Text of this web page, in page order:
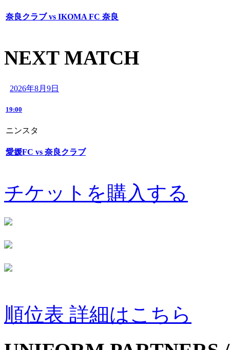
奈良クラブ vs IKOMA FC 奈良
NEXT MATCH
2026年8月9日
19:00
ニンスタ
愛媛FC vs 奈良クラブ
チケットを購入する
順位表 詳細はこちら